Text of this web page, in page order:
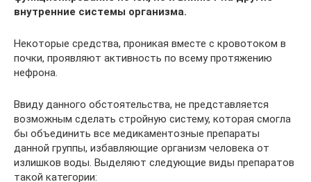
внутренние системы организма.
Некоторые средства, проникая вместе с кровотоком в
почки, проявляют активность по всему протяжению
нефрона.
Ввиду данного обстоятельства, не представляется
возможным сделать стройную систему, которая смогла
бы объединить все медикаментозные препараты
данной группы, избавляющие организм человека от
излишков воды. Выделяют следующие виды препаратов
такой категории: